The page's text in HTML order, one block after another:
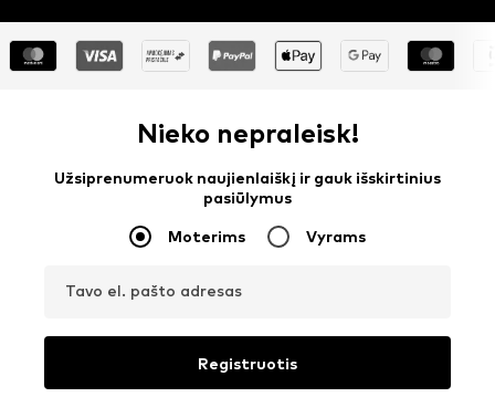
Nieko nepraleisk!
Užsiprenumeruok naujienlaiškį ir gauk išskirtinius
pasiūlymus
Moterims Vyrams
Tavo el. pašto adresas
Registruotis